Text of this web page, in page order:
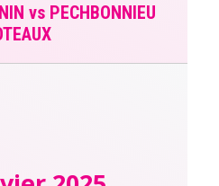
vs PECHBONNIEU